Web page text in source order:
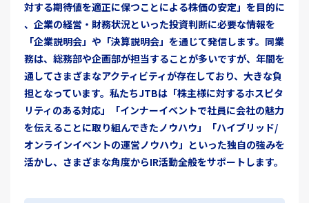
対する期待値を適正に保つことによる株価の安定」を目的に
、企業の経営・財務状況といった投資判断に必要な情報を
「企業説明会」や「決算説明会」を通じて発信します。同業
務は、総務部や企画部が担当することが多いですが、年間を
通してさまざまなアクティビティが存在しており、大きな負
担となっています。私たちJTBは「株主様に対するホスピタ
リティのある対応」「インナーイベントで社員に会社の魅力
を伝えることに取り組んできたノウハウ」「ハイブリッド/
オンラインイベントの運営ノウハウ」といった独自の強みを
活かし、さまざまな角度からIR活動全般をサポートします。